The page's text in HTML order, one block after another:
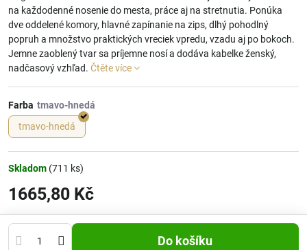
na každodenné nosenie do mesta, práce aj na stretnutia. Ponúka
dve oddelené komory, hlavné zapínanie na zips, dlhý pohodlný
popruh a množstvo praktických vreciek vpredu, vzadu aj po bokoch.
Jemne zaoblený tvar sa príjemne nosí a dodáva kabelke ženský,
nadčasový vzhľad. Čtěte více
Farba
tmavo-hnedá
Skladom (711 ks)
1665,80 Kč
Do košíku